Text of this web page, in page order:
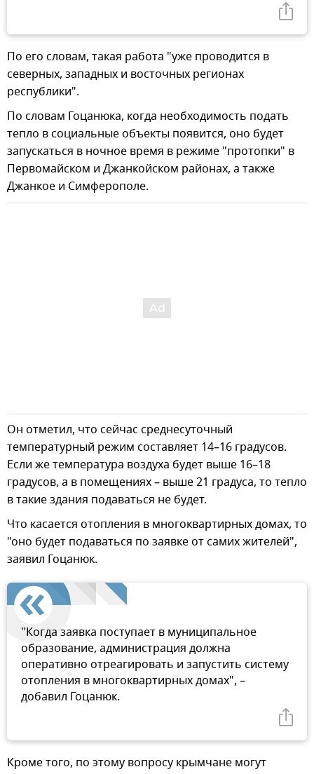
По его словам, такая работа "уже проводится в
северных, западных и восточных регионах
республики".
По словам Гоцанюка, когда необходимость подать
тепло в социальные объекты появится, оно будет
запускаться в ночное время в режиме "протопки" в
Первомайском и Джанкойском районах, а также
Джанкое и Симферополе.
Он отметил, что сейчас среднесуточный
температурный режим составляет 14–16 градусов.
Если же температура воздуха будет выше 16–18
градусов, а в помещениях – выше 21 градуса, то тепло
в такие здания подаваться не будет.
Что касается отопления в многоквартирных домах, то
"оно будет подаваться по заявке от самих жителей",
заявил Гоцанюк.
"Когда заявка поступает в муниципальное
образование, администрация должна
оперативно отреагировать и запустить систему
отопления в многоквартирных домах", –
добавил Гоцанюк.
Кроме того, по этому вопросу крымчане могут